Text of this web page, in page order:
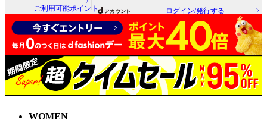
ご利用可能ポイント ログイン/発行する
WOMEN